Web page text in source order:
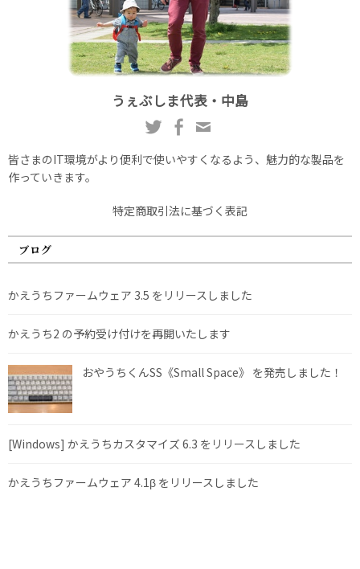
うぇぶしま代表・中島
皆さまのIT環境がより便利で使いやすくなるよう、魅力的な製品を
作っていきます。
特定商取引法に基づく表記
ブログ
かえうちファームウェア 3.5 をリリースしました
かえうち2 の予約受け付けを再開いたします
おやうちくんSS《Small Space》 を発売しました！
[Windows] かえうちカスタマイズ 6.3 をリリースしました
かえうちファームウェア 4.1β をリリースしました